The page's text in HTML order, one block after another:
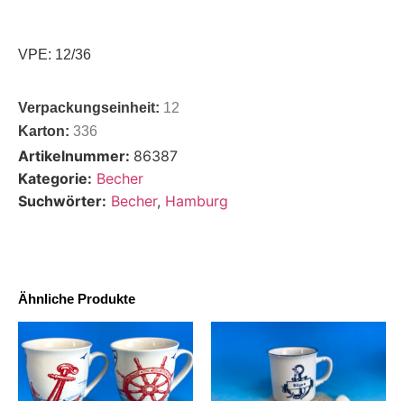
VPE: 12/36
Verpackungseinheit: 12
Karton: 336
Artikelnummer: 86387
Kategorie: Becher
Suchwörter: Becher, Hamburg
Ähnliche Produkte